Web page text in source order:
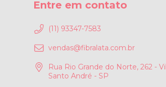
Entre em contato
(11) 93347-7583
vendas@fibralata.com.br
Rua Rio Grande do Norte, 262 -
Santo André - SP